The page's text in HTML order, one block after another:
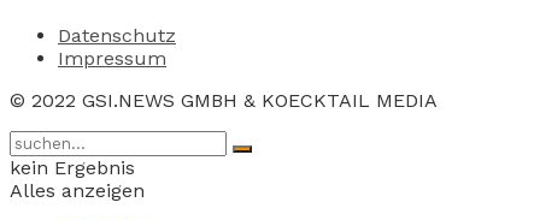
Datenschutz
Impressum
© 2022 GSI.NEWS GMBH & KOECKTAIL MEDIA
kein Ergebnis
Alles anzeigen